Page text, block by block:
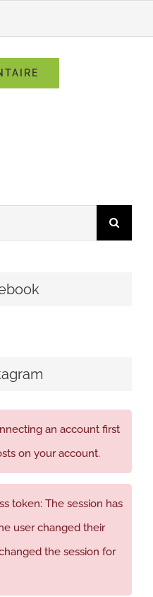
an account first
on your account.
token: The session has
user changed their
the session for